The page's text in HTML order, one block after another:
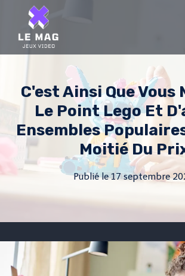
content
C'est Ainsi Que Vous
Le Point Lego Et
Ensembles
Moitié Du
Publié le17 septembre